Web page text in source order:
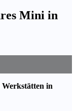
Mini in
Werkstätten in